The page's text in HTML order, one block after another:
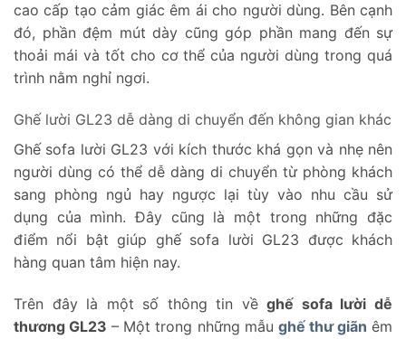
cao cấp tạo cảm giác êm ái cho người dùng. Bên cạnh
đó, phần đệm mút dày cũng góp phần mang đến sự
thoải mái và tốt cho cơ thể của người dùng trong quá
trình nằm nghỉ ngơi.
Ghế lười GL23 dễ dàng di chuyển đến không gian khác
Ghế sofa lười GL23 với kích thước khá gọn và nhẹ nên
người dùng có thể dễ dàng di chuyển từ phòng khách
sang phòng ngủ hay ngược lại tùy vào nhu cầu sử
dụng của mình. Đây cũng là một trong những đặc
điểm nổi bật giúp ghế sofa lười GL23 được khách
hàng quan tâm hiện nay.
Trên đây là một số thông tin vềghế sofa lười dễ
thương GL23 – Một trong những mẫu ghế thư giãn êm